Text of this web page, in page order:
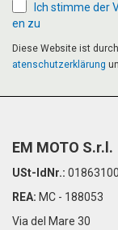
Ich stimme der
en zu
Diese Website ist
atenschutzerklärung
EM MOTO S.r.l.
USt-IdNr.:
REA: MC - 188053
Via del Mare 30